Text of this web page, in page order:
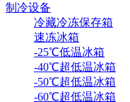
制冷设备
冷藏冷冻保存箱
速冻冰箱
-25℃低温冰箱
-40℃超低温冰箱
-50℃超低温冰箱
-60℃超低温冰箱